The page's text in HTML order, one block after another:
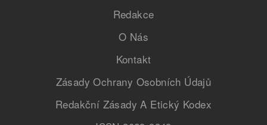
Redakce
O Nás
Kontakt
Zásady Ochrany Osobních Údajů
Redakční Zásady A Etický Kodex